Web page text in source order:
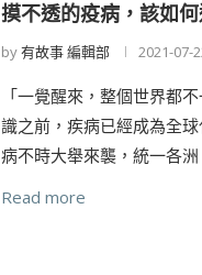
摸不透的疫病，該如
by有故事 編輯部 2021-07-
「一覺醒來，整個世界都
識之前，疾病已經成為全
病不時大舉來襲，統一各
Read more